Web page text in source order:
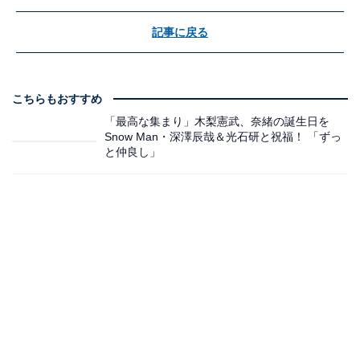
記事に戻る
こちらもおすすめ
「最高な集まり」木梨憲武、奈緒の誕生日を
Snow Man・深澤辰哉＆光石研と祝福！ 「ずっ
と仲良し」